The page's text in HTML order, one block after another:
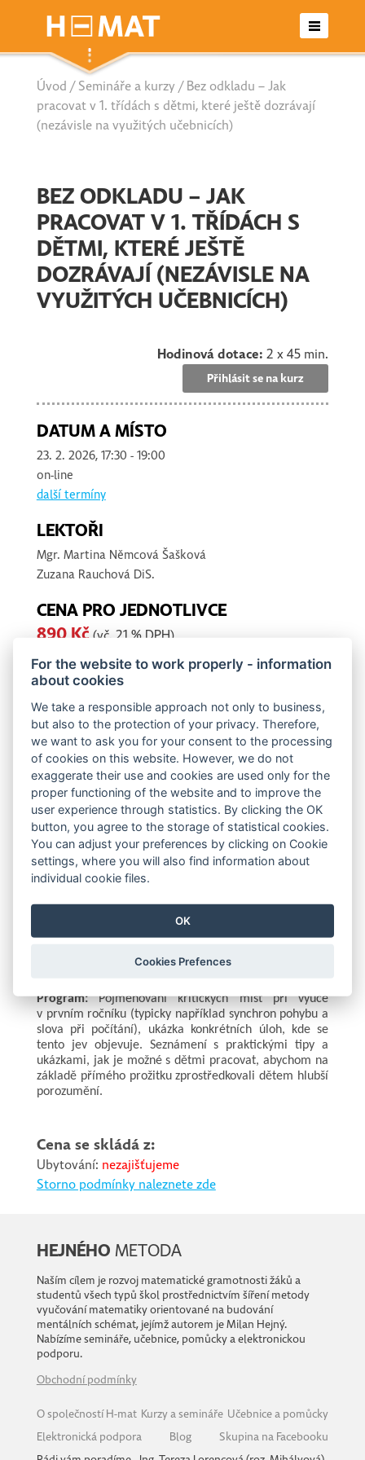
Otevřené semináře
Letní školy
Seriály
Nabídka pro školy/agentury
Kontakt
Úvod /Semináře a kurzy / Bez odkladu – Jak
pracovat v 1. třídách s dětmi, které ještě dozrávají
(nezávisle na využitých učebnicích)
BEZ ODKLADU – JAK
PRACOVAT V 1. TŘÍDÁCH S
DĚTMI, KTERÉ JEŠTĚ
DOZRÁVAJÍ (NEZÁVISLE NA
VYUŽITÝCH UČEBNICÍCH)
Hodinová dotace: 2 x 45 min.
Přihlásit se na kurz
DATUM A MÍSTO
23. 2. 2026, 17:30 - 19:00
on-line
další termíny
LEKTOŘI
Mgr. Martina Němcová Šašková
Zuzana RauchováDiS.
CENA PRO JEDNOTLIVCE
890 Kč(vč. 21 % DPH)
Na tento seminář se již není možné přihlásit
(přihlašování ukončeno)
TERMÍN 11. 2. 2026 JIŽ NAPLNĚN, PRO VELKÝ ZÁJEM
PŘIDÁVÁME NOVÝ TERMÍN 11. 3. 2026:
https://seminare.h-mat.cz/seminar/view-13885
Rozvoj matematicko-logické gramotnosti
Nabídka seminářů pro učitele 1. ročníku, kteří chtějí
vychází z praxe prvostupňového a předškolního
vzdělávání a reaguje na potřebu individualizace, která
se zvyšuje vzhledem k minimalizaci odkladů.
Program:Pojmenování kritických míst při výuce
v prvním ročníku (typicky například synchron pohybu a
slova při počítání), ukázka konkrétních úloh, kde se
tento jev objevuje. Seznámení s praktickými tipy a
ukázkami, jak je možné s dětmi pracovat, abychom na
základě přímého prožitku zprostředkovali dětem hlubší
porozumění.
Cena se skládá z:
Ubytování: nezajišťujeme
Storno podmínky naleznete zde
HEJNÉHO METODA
Naším cílem je rozvoj matematické gramotnosti žáků a
studentů všech typů škol prostřednictvím šíření metody
vyučování matematiky orientované na budování
mentálních schémat, jejímž autorem je Milan Hejný.
Nabízíme semináře, učebnice, pomůcky a elektronickou
podporu.
Obchodní podmínky
O společností H-mat Kurzy a semináře Učebnice a pomůcky
Elektronická podpora
Blog
Skupina na Facebooku
For the website to work properly - information
about cookies
We take a responsible approach not only to business,
but also to the protection of your privacy. Therefore,
we want to ask you for your consent to the processing
of cookies on this website. However, we do not
exaggerate their use and cookies are used only for the
proper functioning of the website and to improve the
user experience through statistics. By clicking the OK
button, you agree to the storage of statistical cookies.
You can adjust your preferences by clicking on Cookie
settings, where you will also find information about
individual cookie files.
OK
Cookies Prefences